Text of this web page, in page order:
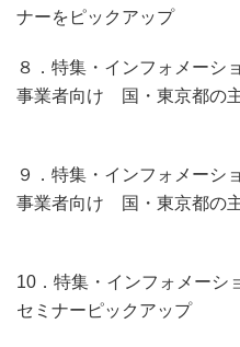
ナーをピックアップ
８．特集・インフォメー
事業者向け 国・東京都の
援施策
９．特集・インフォメー
事業者向け 国・東京都の
援施策
10．特集・インフォメー
セミナーピックアップ